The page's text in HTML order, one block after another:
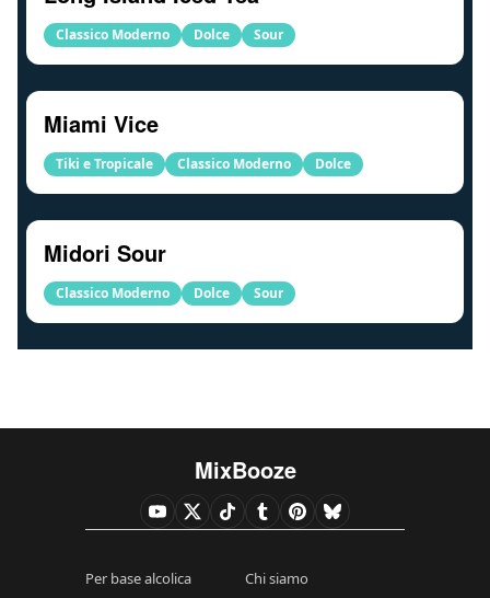
Classico Moderno Dolce Sour
Miami Vice
Tiki e Tropicale Classico Moderno Dolce
Midori Sour
Classico Moderno Dolce Sour
MixBooze
Per base alcolica
Chi siamo